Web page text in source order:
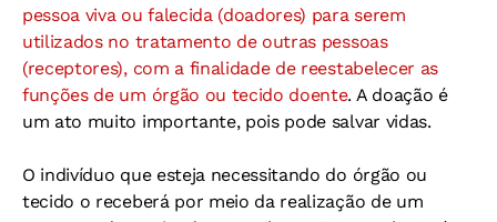
pessoa viva ou falecida (doadores) para serem
utilizados no tratamento de outras pessoas
(receptores), com a finalidade de reestabelecer as
funções de um órgão ou tecido doente. A doação é
um ato muito importante, pois pode salvar vidas.
O indivíduo que esteja necessitando do órgão ou
tecido o receberá por meio da realização de um